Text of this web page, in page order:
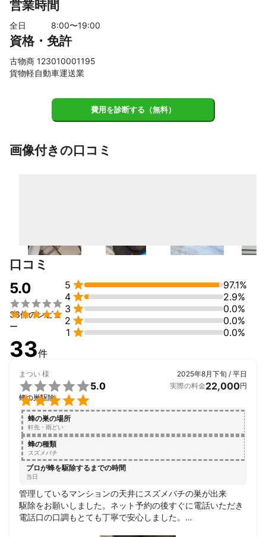
多様なスキルを持ち合わせています。大工仕事や遺品整理、など
の専門的なサービスもお任せください。電球交換や側溝掃除など
で対応可能です。
とを第一に考えます。ご相談頂ければ、これは専門職に依頼した
方がいいですよなど、お客様の満足度を一番にどんなお困り事。
便利屋みどりを選んでいただければ、後悔させません。どうぞよ
これまでの実績
営業時間
全日 8:00〜19:00
資格・免許
古物商 123010001195
貨物軽自動車運送業
費用を診断する（無料）
画像付きの口コミ
口コミ
5.0


33件のレビュ
ー
5 
97.1%
4 
2.9%
3 
0.0%
2 
0.0%
1  0.0%
33件
まつい 様


5.0
蜂の巣駆除
2025年8月下旬 / 平日
実際の料金22,000円
蜂の巣の場所
軒先・雨どい
蜂の種類
スズメバチ
プロが蜂を駆除するまでの時間
当日
管理しているマンションの天井にスズメバチの巣が出来
駆除をお願いしました。ネット予約の後すぐに電話いただき
電話口の口調もとても丁寧で安心しました。